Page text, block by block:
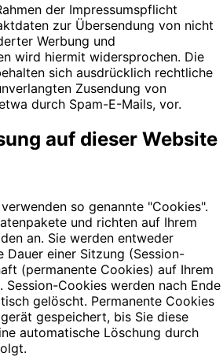
der Impressumspflicht
zur Übersendung von nicht
Werbung und
wird hiermit widersprochen. Die
sich ausdrücklich rechtliche
Zusendung von
durch Spam-E-Mails, vor.
auf dieser Website
so genannte "Cookies".
und richten auf Ihrem
an. Sie werden entweder
Dauer einer Sitzung (Session-
(permanente Cookies) auf Ihrem
Session-Cookies werden nach Ende
gelöscht. Permanente Cookies
gespeichert, bis Sie diese
automatische Löschung durch